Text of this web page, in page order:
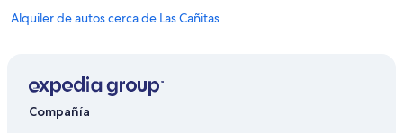
Alquiler de autos cerca de Las Cañitas
Alquiler de autos cerca de Hipódromo de Palermo
Compañía